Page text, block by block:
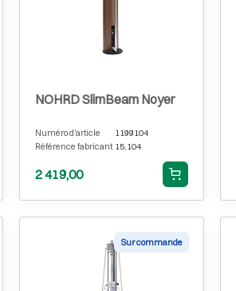
NOHRD SlimBeam Noyer
Numéro d'article
1199104
Référence fabricant 15.104
2 419,00
Sur commande